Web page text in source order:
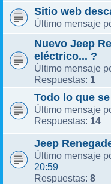
Sitio web
Último mensaje
Nuevo Jeep
eléctrico... ?
Último mensaje
Respuestas: 1
Todo lo que
Último mensaje
Respuestas: 14
Jeep
Último mensaje
20:59
Respuestas: 8